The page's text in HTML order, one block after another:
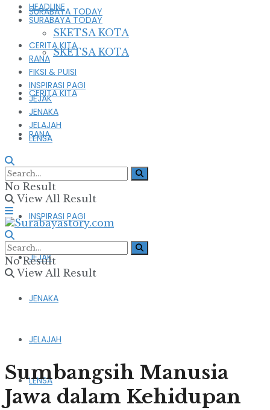
SURABAYA TODAY
SKETSA KOTA
CERITA KITA
RANA
FIKSI & PUISI
INSPIRASI PAGI
JEJAK
JENAKA
JELAJAH
LENSA
HEADLINE
SURABAYA TODAY
SKETSA KOTA
CERITA KITA
RANA
FIKSI & PUISI
INSPIRASI PAGI
JEJAK
JENAKA
JELAJAH
LENSA
No Result
View All Result
No Result
View All Result
Sumbangsih Manusia
Jawa dalam Kehidupan